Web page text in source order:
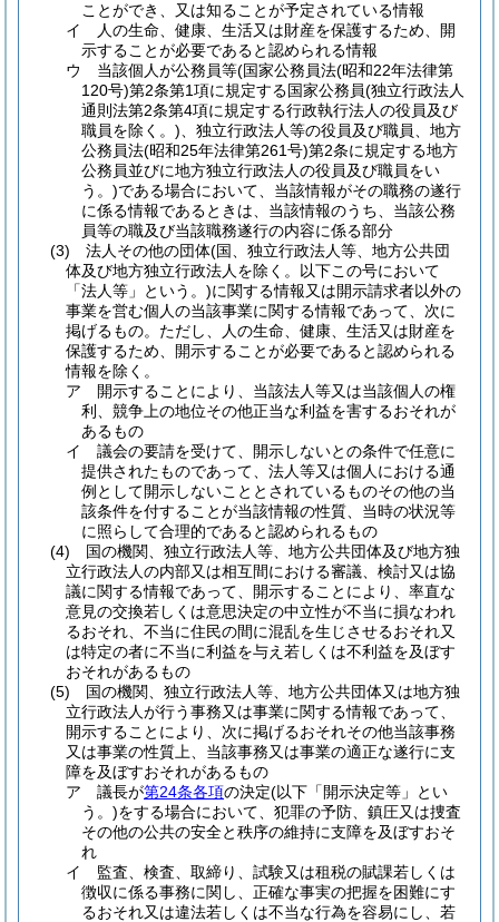
ことができ、又は知ることが予定されている情報
イ
人の生命、健康、生活又は財産を保護するため、開
示することが必要であると認められる情報
ウ
当該個人が公務員等(国家公務員法(昭和22年法律第
120号)第2条第1項に規定する国家公務員(独立行政法人
通則法第2条第4項に規定する行政執行法人の役員及び
職員を除く。) 、独立行政法人等の役員及び職員、地方
公務員法(昭和25年法律第261号)第2条に規定する地方
公務員並びに地方独立行政法人の役員及び職員をい
う。)である場合において、当該情報がその職務の遂行
に係る情報であるときは、当該情報のうち、当該公務
員等の職及び当該職務遂行の内容に係る部分
(3)
法人その他の団体(国、独立行政法人等、地方公共団
体及び地方独立行政法人を除く。以下この号において
「法人等」という。)に関する情報又は開示請求者以外の
事業を営む個人の当該事業に関する情報であって、次に
掲げるもの。 ただし、人の生命、健康、生活又は財産を
保護するため、開示することが必要であると認められる
情報を除く。
ア
開示することにより、当該法人等又は当該個人の権
利、競争上の地位その他正当な利益を害するおそれが
あるもの
イ
議会の要請を受けて、開示しないとの条件で任意に
提供されたものであって、法人等又は個人における通
例として開示しないこととされているものその他の当
該条件を付することが当該情報の性質、当時の状況等
に照らして合理的であると認められるもの
(4)
国の機関、独立行政法人等、地方公共団体及び地方独
立行政法人の内部又は相互間における審議、検討又は協
議に関する情報であって、開示することにより、率直な
意見の交換若しくは意思決定の中立性が不当に損なわれ
るおそれ、不当に住民の間に混乱を生じさせるおそれ又
は特定の者に不当に利益を与え若しくは不利益を及ぼす
おそれがあるもの
(5)
国の機関、独立行政法人等、地方公共団体又は地方独
立行政法人が行う事務又は事業に関する情報であって、
開示することにより、次に掲げるおそれその他当該事務
又は事業の性質上、当該事務又は事業の適正な遂行に支
障を及ぼすおそれがあるもの
ア
議長が第24条各項の決定(以下「開示決定等」とい
う。)をする場合において、犯罪の予防、鎮圧又は捜査
その他の公共の安全と秩序の維持に支障を及ぼすおそ
れ
イ
監査、検査、取締り、試験又は租税の賦課若しくは
徴収に係る事務に関し、正確な事実の把握を困難にす
るおそれ又は違法若しくは不当な行為を容易にし、若